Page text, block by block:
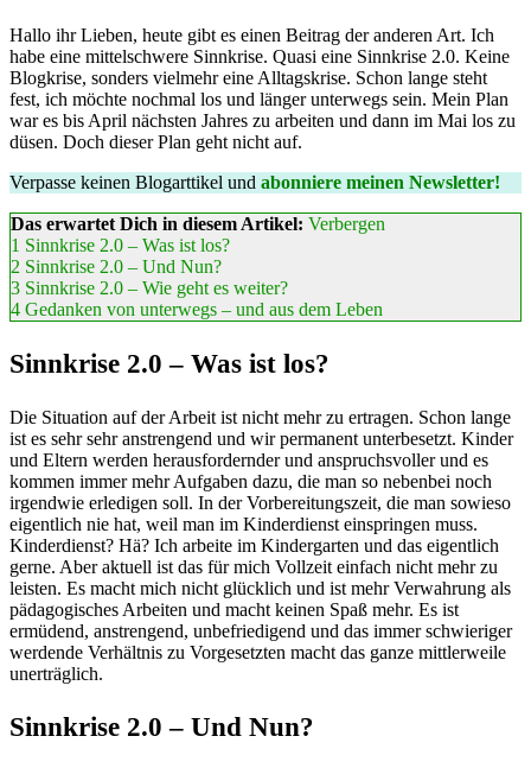
Hallo ihr Lieben, heute gibt es einen Beitrag der anderen Art. Ich
habe eine mittelschwere Sinnkrise. Quasi eine Sinnkrise 2.0. Keine
Blogkrise, sonders vielmehr eine Alltagskrise. Schon lange steht
fest, ich möchte nochmal los und länger unterwegs sein. Mein Plan
war es bis April nächsten Jahres zu arbeiten und dann im Mai los zu
düsen. Doch dieser Plan geht nicht auf.
Verpasse keinen Blogarttikel und abonniere meinen Newsletter!
Das erwartet Dich in diesem Artikel: Verbergen
1 Sinnkrise 2.0 – Was ist los?
2 Sinnkrise 2.0 – Und Nun?
3 Sinnkrise 2.0 – Wie geht es weiter?
4 Gedanken von unterwegs – und aus dem Leben
Sinnkrise 2.0 – Was ist los?
Die Situation auf der Arbeit ist nicht mehr zu ertragen. Schon lange
ist es sehr sehr anstrengend und wir permanent unterbesetzt. Kinder
und Eltern werden herausfordernder und anspruchsvoller und es
kommen immer mehr Aufgaben dazu, die man so nebenbei noch
irgendwie erledigen soll. In der Vorbereitungszeit, die man sowieso
eigentlich nie hat, weil man im Kinderdienst einspringen muss.
Kinderdienst? Hä? Ich arbeite im Kindergarten und das eigentlich
gerne. Aber aktuell ist das für mich Vollzeit einfach nicht mehr zu
leisten. Es macht mich nicht glücklich und ist mehr Verwahrung als
pädagogisches Arbeiten und macht keinen Spaß mehr. Es ist
ermüdend, anstrengend, unbefriedigend und das immer schwieriger
werdende Verhältnis zu Vorgesetzten macht das ganze mittlerweile
unerträglich.
Sinnkrise 2.0 – Und Nun?